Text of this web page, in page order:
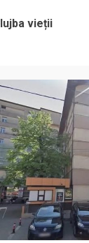
vieții